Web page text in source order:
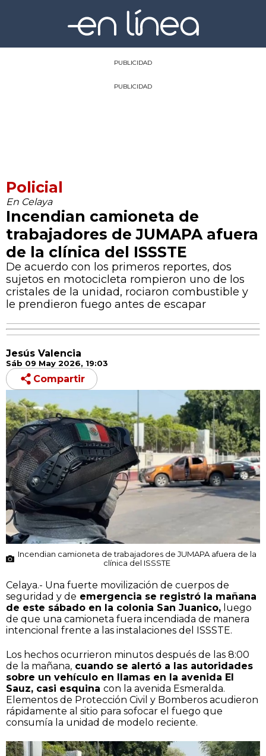
PUBLICIDAD
PUBLICIDAD
Policial
En Celaya
Incendian camioneta de
trabajadores de JUMAPA afuera
de la clínica del ISSSTE
De acuerdo con los primeros reportes, dos
sujetos en motocicleta rompieron uno de los
cristales de la unidad, rociaron combustible y
le prendieron fuego antes de escapar
Jesús Valencia
Sáb 09 May 2026, 19:03
Compartir
Incendian camioneta de trabajadores de JUMAPA afuera de la
clínica del ISSSTE
Celaya.- Una fuerte movilización de cuerpos de
seguridad y de emergencia se registró la mañana
de este sábado en la colonia San Juanico, luego
de que una camioneta fuera incendiada de manera
intencional frente a las instalaciones del ISSSTE.
Los hechos ocurrieron minutos después de las 8:00
de la mañana, cuando se alertó a las autoridades
sobre un vehículo en llamas en la avenida El
Sauz, casi esquina con la avenida Esmeralda.
Elementos de Protección Civil y Bomberos acudieron
rápidamente al sitio para sofocar el fuego que
consumía la unidad de modelo reciente.